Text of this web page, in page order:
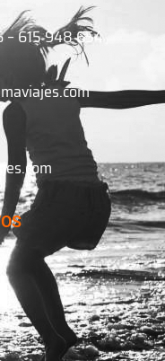
– 615 948 654